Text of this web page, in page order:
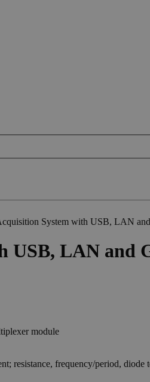
System with USB, LAN
USB, LAN and
module
resistance, frequency/period, diode